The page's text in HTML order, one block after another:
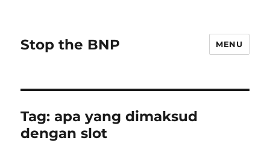
Stop the BNP MENU
Tag:apa yang dimaksud
dengan slot